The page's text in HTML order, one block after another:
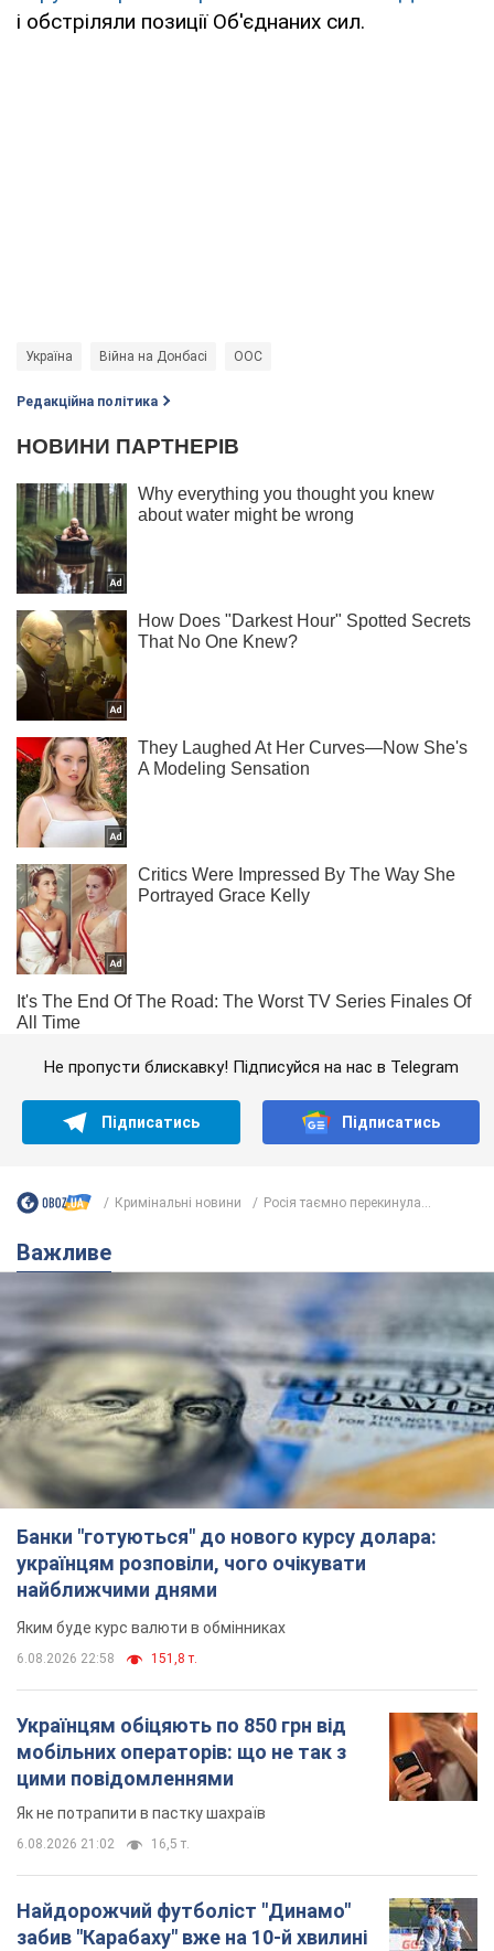
і обстріляли позиції Об'єднаних сил.
Україна Війна на Донбасі ООС
Редакційна політика
Не пропусти блискавку! Підписуйся на нас в Telegram
Підписатись Підписатись
Кримінальні новини Росія таємно перекинула...
Важливе
Банки "готуються" до нового курсу долара:
українцям розповіли, чого очікувати
найближчими днями
Яким буде курс валюти в обмінниках
6.08.2026 22:58 151,8 т.
Українцям обіцяють по 850 грн від
мобільних операторів: що не так з
цими повідомленнями
Як не потрапити в пастку шахраїв
6.08.2026 21:02 16,5 т.
Найдорожчий футболіст "Динамо"
забив "Карабаху" вже на 10-й хвилині